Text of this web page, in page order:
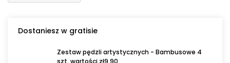
Dostaniesz w gratisie
Zestaw pędzli artystycznych - Bambusowe 4